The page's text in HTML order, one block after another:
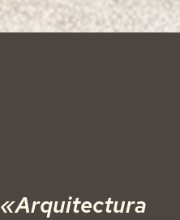
«Arquitectura